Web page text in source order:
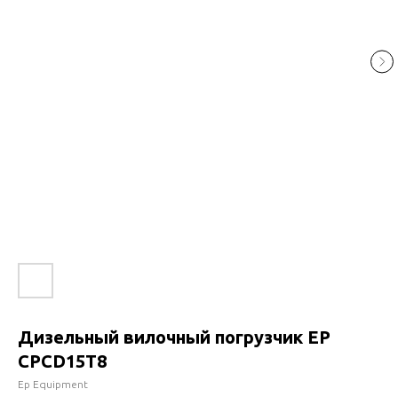
Дизельный вилочный погрузчик EP
CPCD15T8
Ep Equipment